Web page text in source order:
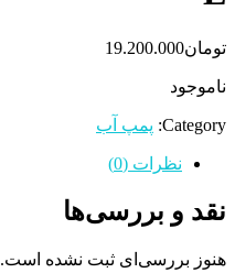
تومان19.200.000
ناموجود
Category: پمپ آب
نظرات (0)
نقد و بررسی‌ها
هنوز بررسی‌ای ثبت نشده است.